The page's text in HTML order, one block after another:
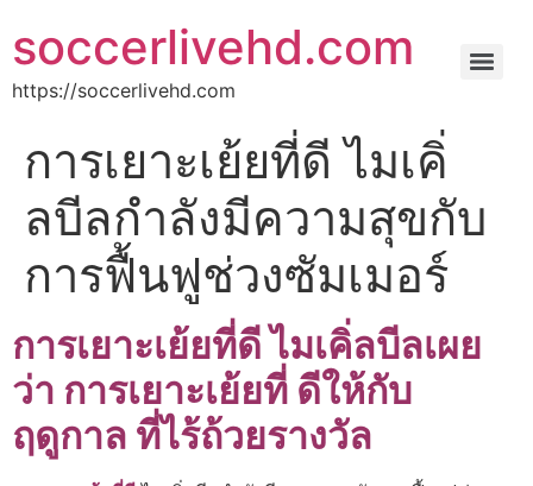
soccerlivehd.com
https://soccerlivehd.com
การเยาะเย้ยที่ดี ไมเคิ่
ลบีลกําลังมีความสุขกับ
การฟื้นฟูช่วงซัมเมอร์
การเยาะเย้ยที่ดี ไมเคิ่ลบีลเผย
ว่า การเยาะเย้ยที่ ดีให้กับ
ฤดูกาล ที่ไร้ถ้วยรางวัล